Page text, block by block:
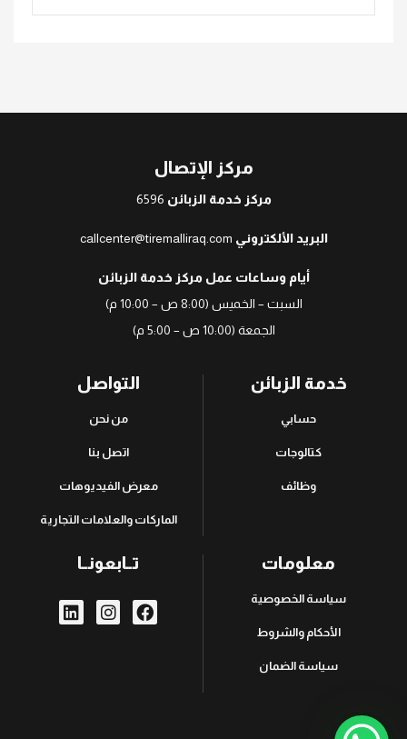
مركز الإتصال
مركز خدمة الزبائن 6596
البريد الألكتروني callcenter@tiremalliraq.com
أيام وساعات عمل مركز خدمة الزبائن
السبت – الخميس (8:00 ص – 10:00 م)
الجمعة (10:00 ص – 5:00 م)
خدمة الزبائن
حسابي
كتالوجات
وظائف
التواصل
من نحن
اتصل بنا
معرض الفيديوهات
الماركات والعلامات التجارية
معلومات
سياسة الخصوصية
الأحكام والشروط
سياسة الضمان
تــابعونــا